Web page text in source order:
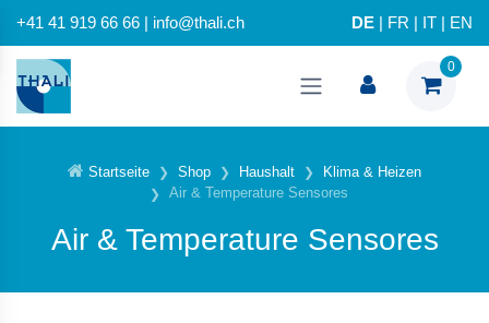
+41 41 919 66 66 | info@thali.ch DE FR IT EN
0
Startseite Shop Haushalt
Klima & Heizen
Air & Temperature Sensores
Air & Temperature Sensores